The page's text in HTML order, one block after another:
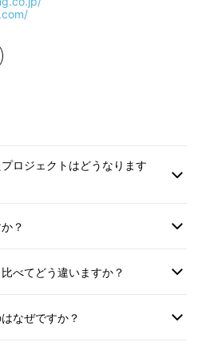
ロジェクトはどうなります
？
べてどう違いますか？
なぜですか？